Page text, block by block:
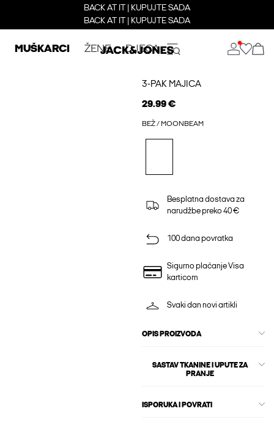
BACK AT IT | KUPUJTE SADA
BACK AT IT | KUPUJTE SADA
MUŠKARCI ŽENE DJECA
3-PAK MAJICA
29.99 €
BEŽ / MOONBEAM
Besplatna dostava za
narudžbe preko 40 €
100 dana povratka
Sigurno plaćanje Visa
karticom
Svaki dan novi artikli
OPIS PROIZVODA
SASTAV TKANINE I UPUTE ZA
PRANJE
ISPORUKA I POVRATI